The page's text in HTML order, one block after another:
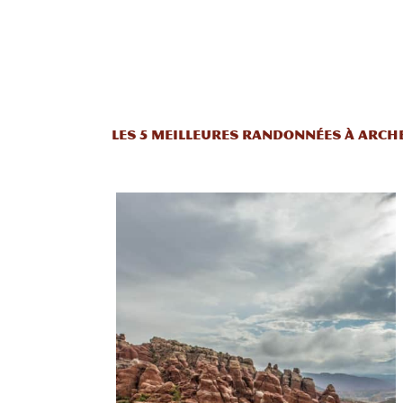
LES 5 MEILLEURES RANDONNÉES À